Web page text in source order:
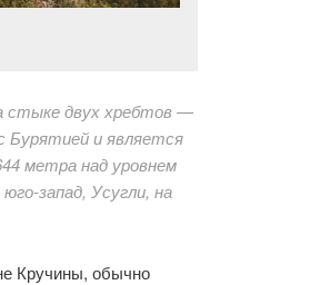
стыке двух хребтов —
Бурятией и является
метра над уровнем
запад, Усугли, на
Кручины, обычно